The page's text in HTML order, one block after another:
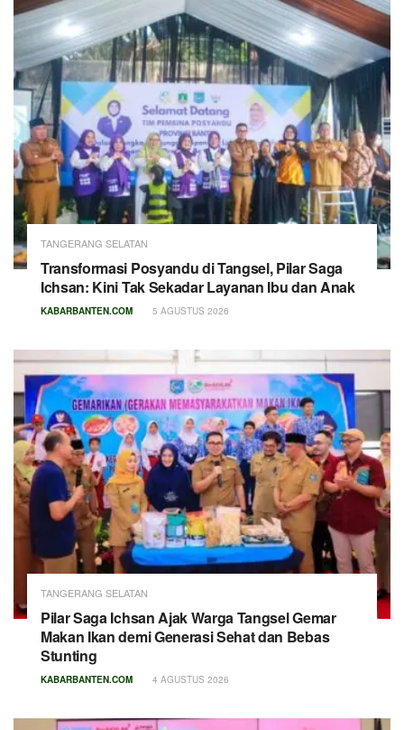
TANGERANG SELATAN
Transformasi Posyandu di Tangsel, Pilar Saga
Ichsan: Kini Tak Sekadar Layanan Ibu dan Anak
KABARBANTEN.COM 5 AGUSTUS 2026
TANGERANG SELATAN
Pilar Saga Ichsan Ajak Warga Tangsel Gemar
Makan Ikan demi Generasi Sehat dan Bebas
Stunting
KABARBANTEN.COM 4 AGUSTUS 2026